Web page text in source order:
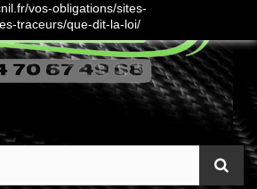
vos-obligations/sites-
traceurs/que-dit-la-loi/